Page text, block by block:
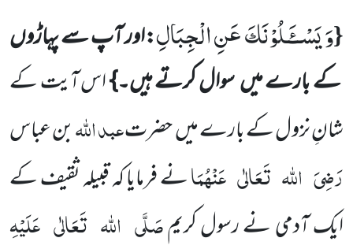
{وَ یَسْــٴَـلُوْنَكَ عَنِ الْجِبَالِ:اور آپ سے پہاڑوں
کے بارے میں سوال کرتے ہیں۔}اس آیت کے
شانِ نزول کے بارے میں حضرتعبد اللہبن عباس
رَضِیَ اللہ تَعَالٰی عَنْہُمَانے فرمایا کہ قبیلہ ثقیف کے
ایک آدمی نے رسول کریمصَلَّی اللہ تَعَالٰی عَلَیْہِ